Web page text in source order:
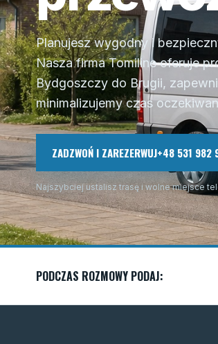
Planujesz wygodny i
Nasza firma Tomiline oferuje
Bydgoszczy do Brugii,
minimalizujemy czas
ZADZWOŃ I ZAREZERWUJ+48 531 982
Najszybciej ustalisz trasę i wolne miejsce
PODCZAS ROZMOWY PODAJ: